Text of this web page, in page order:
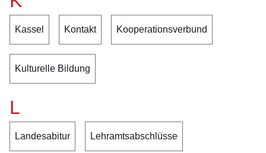
Kassel Kontakt Kooperationsverbund
Kulturelle Bildung
L
Landesabitur Lehramtsabschlüsse